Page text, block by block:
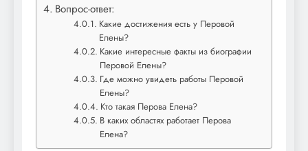
Вопрос-ответ:
Какие достижения есть у Перовой
Елены?
Какие интересные факты из биографии
Перовой Елены?
Где можно увидеть работы Перовой
Елены?
Кто такая Перова Елена?
В каких областях работает Перова
Елена?